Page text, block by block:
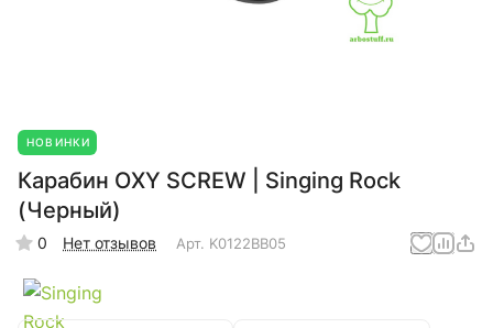
НОВИНКИ
Карабин OXY SCREW | Singing Rock
(Черный)
0 Нет отзывов Арт. K0122BB05